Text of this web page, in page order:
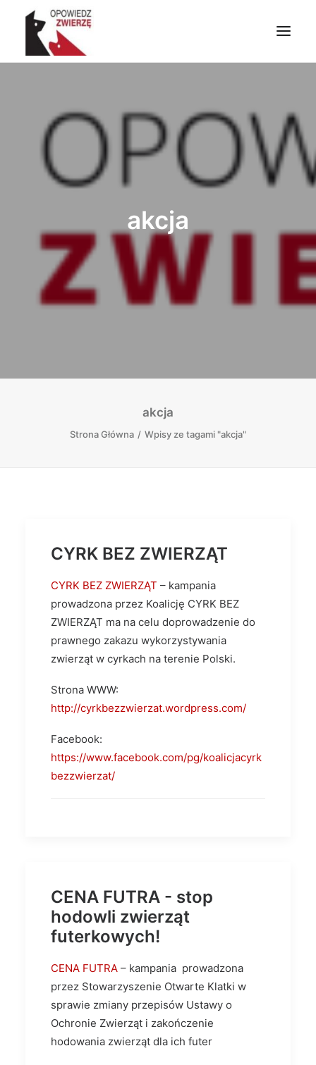
ZWIERZĘTA W LITERATURZE I SZTUCE
ZWIERZĘTA W CHRZEŚCIJAŃSTWIE
ZRÓB CO MOŻESZ
NAPISZ DO NAS
akcja
akcja
Strona Główna Wpisy ze tagami "akcja"
CYRK BEZ ZWIERZĄT
CYRK BEZ ZWIERZĄT – kampania
prowadzona przez Koalicję CYRK BEZ
ZWIERZĄT ma na celu doprowadzenie do
prawnego zakazu wykorzystywania
zwierząt w cyrkach na terenie Polski.
Strona WWW:
http://cyrkbezzwierzat.wordpress.com/
Facebook:
https://www.facebook.com/pg/koalicjacyrk
bezzwierzat/
CENA FUTRA - stop
hodowli zwierząt
futerkowych!
CENA FUTRA – kampania prowadzona
przez Stowarzyszenie Otwarte Klatki w
sprawie zmiany przepisów Ustawy o
Ochronie Zwierząt i zakończenie
hodowania zwierząt dla ich futer